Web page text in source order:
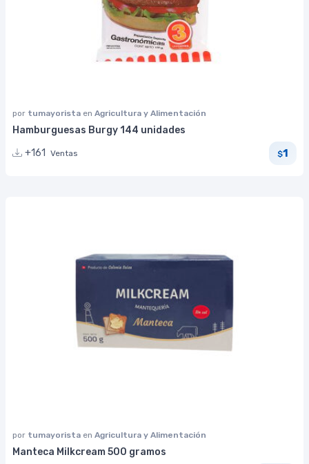
por tumayorista en Agricultura y Alimentación
Hamburguesas Burgy 144 unidades
+161 Ventas $1
por tumayorista en Agricultura y Alimentación
Manteca Milkcream 500 gramos